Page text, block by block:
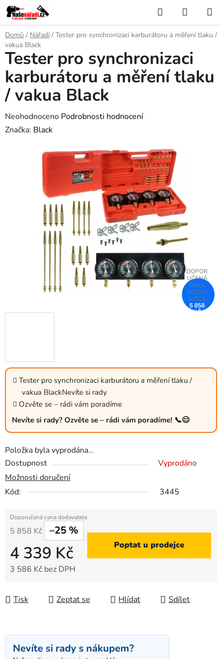
Přejít
na
obsah
Hledat
KOŠÍK
Domů / Nářadí / Tester pro synchronizaci karburátoru a měření tlaku /
vakua Black
Tester pro synchronizaci karburátoru a měření tlaku /
vakua BlackNevíte si rady
Ozvěte se – rádi vám poradíme
Nevíte si rady? Ozvěte se – rádi vám poradíme! 📞😊
Položka byla vyprodána…
Dostupnost
Vyprodáno
Možnosti doručení
Kód:
3445
5 858 Kč –25 %
4 339 Kč
3 586 Kč bez DPH
Poptat u prodejce
Tisk Zeptat se Hlídat Sdílet
Tester pro synchronizaci
karburátoru a měření tlaku
/ vakua Black
Průměrné
hodnocení
Neohodnoceno Podrobnosti hodnocení
Značka: Black
5 858
KČ
Nevíte si rady s nákupem?